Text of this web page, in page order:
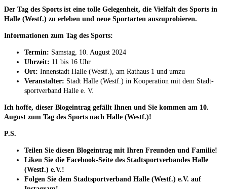
Der Tag des Sports ist eine tol­le Gele­gen­heit, die Viel­falt des Sports in
Hal­le (Westf.) zu erle­ben und neue Sport­ar­ten auszuprobieren.
Infor­ma­tio­nen zum Tag des Sports:
Ter­min: Sams­tag, 10. August 2024
Uhr­zeit: 11 bis 16 Uhr
Ort: Innen­stadt Hal­le (Westf.), am Rat­haus 1 und umzu
Ver­an­stal­ter: Stadt Hal­le (Westf.) in Koope­ra­ti­on mit dem Stadt­
sport­ver­band Hal­le e. V.
Ich hof­fe, die­ser Blog­ein­trag gefällt Ihnen und Sie kom­men am 10.
August zum Tag des Sports nach Hal­le (Westf.)!
P.S.
Tei­len Sie die­sen Blog­ein­trag mit Ihren Freun­den und Familie!
Liken Sie die Face­book-Sei­te des Stadt­sport­ver­ban­des Hal­le
(Westf.) e.V.!
Fol­gen Sie dem Stadt­sport­ver­band Hal­le (Westf.) e.V. auf